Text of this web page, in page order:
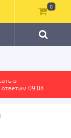
в
09.08
0